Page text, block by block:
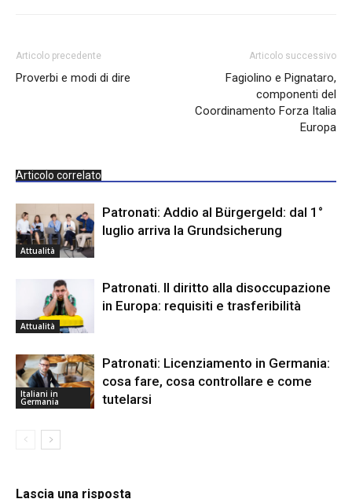
Articolo precedente
Proverbi e modi di dire
Articolo successivo
Fagiolino e Pignataro,
componenti del
Coordinamento Forza Italia
Europa
Articolo correlato
Attualità
Patronati: Addio al Bürgergeld: dal 1°
luglio arriva la Grundsicherung
Attualità
Patronati. Il diritto alla disoccupazione
in Europa: requisiti e trasferibilità
Italiani in
Germania
Patronati: Licenziamento in Germania:
cosa fare, cosa controllare e come
tutelarsi
Lascia una risposta